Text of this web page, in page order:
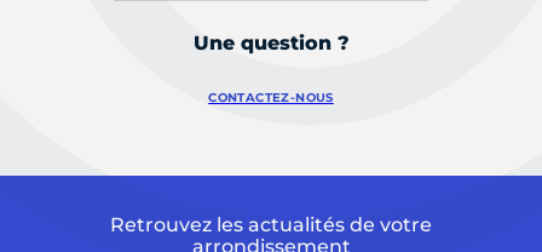
Une question ?
CONTACTEZ-NOUS
Retrouvez les actualités de votre
arrondissement